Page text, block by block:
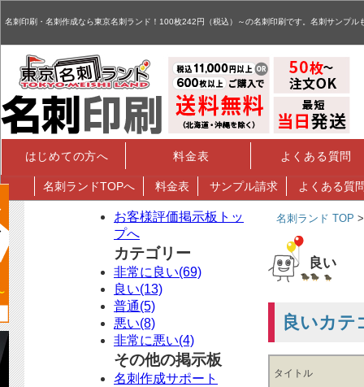
名刺印刷・名刺作成なら東京名刺ランド！100枚242円（税込）～の名刺印刷です。名刺サンプル
はじめての方へ 料金表 よくある質問
名刺 ランドTOPへ 料金表 サンプル請求 よくある質
名刺ランド TOP
良い
良いカテ
タイトル
お客様評価掲示板トッ
プへ
カテゴリー
非常に良い(69)
良い(13)
普通(5)
悪い(8)
非常に悪い(4)
その他の掲示板
名刺作成サポート